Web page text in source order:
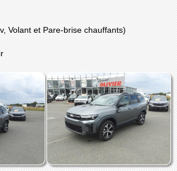
Volant et Pare-brise chauffants)